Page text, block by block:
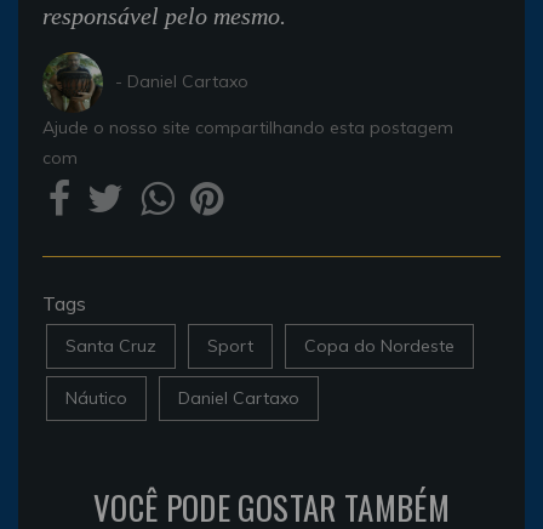
responsável pelo mesmo.
- Daniel Cartaxo
Ajude o nosso site compartilhando esta postagem
com
Tags
Santa Cruz Sport Copa do Nordeste
Náutico Daniel Cartaxo
VOCÊ PODE GOSTAR TAMBÉM